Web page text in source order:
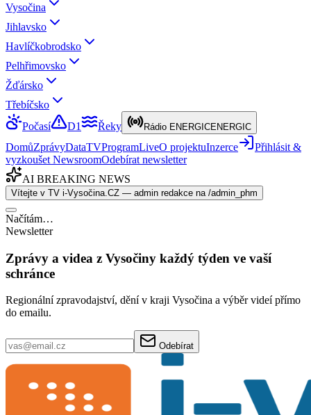
Vysočina
Jihlavsko
Havlíčkobrodsko
Pelhřimovsko
Žďársko
Třebíčsko
Počasí
D1 Řeky Rádio ENERGICENERGIC
DomůZprávyDataTVProgramLiveO projektuInzerce
Přihlásit &
vyzkoušet NewsroomOdebírat newsletter
AI BREAKING NEWS
Vítejte v TV i-Vysočina.CZ — admin redakce na /admin_phm
Načítám…
Newsletter
Zprávy a videa z Vysočiny každý týden ve vaší
schránce
Regionální zpravodajství, dění v kraji Vysočina a výběr videí přímo
do emailu.
Odebírat